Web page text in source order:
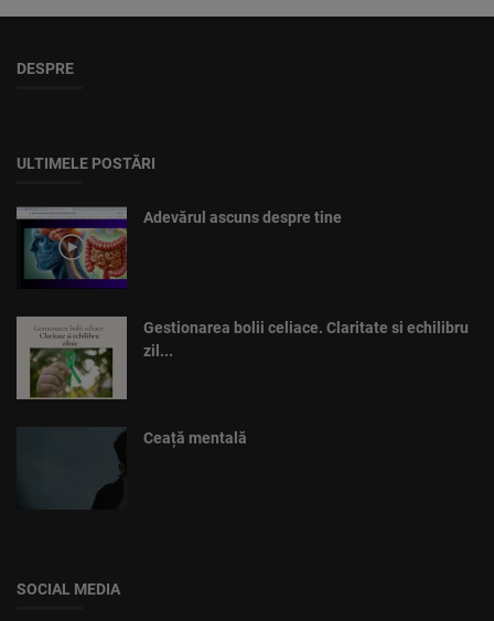
DESPRE
ULTIMELE POSTĂRI
Adevărul ascuns despre tine
Gestionarea bolii celiace. Claritate si echilibru
zil...
Ceață mentală
SOCIAL MEDIA